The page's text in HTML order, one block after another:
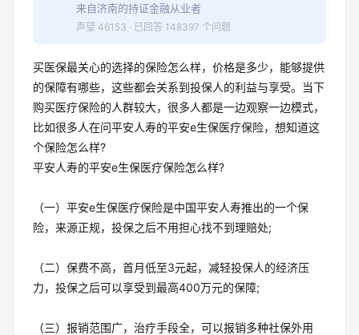
来自济南的持证金融从业者
声望 46153 · 已回答 148397 个问题
买医保最关心的选择的保险怎么样，价格是多少，能够提供
的保障有哪些，这些都会关系到投保人的利益与享受。当下
购买医疗保险的人群较大，很多人都是一边观察一边模式，
比如很多人在问平安人寿的平安e生保医疗保险，想知道这
个保险怎么样?
平安人寿的平安e生保医疗保险怎么样?
（一）平安e生保医疗保险是中国平安人寿推出的一个保
险，来源正规，投保之后不用担心找不到理赔处;
（二）保费不高，首月低至3元起，减轻投保人的经济压
力，投保之后可以享受到最高400万元的保障;
（三）报销范围广，治疗手段全，可以报销多种社保外用